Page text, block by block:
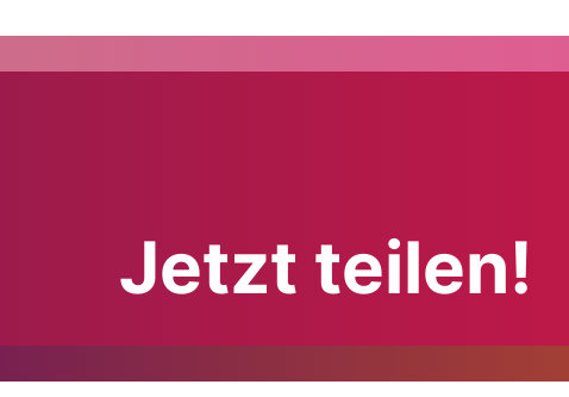
Jetzt teilen!